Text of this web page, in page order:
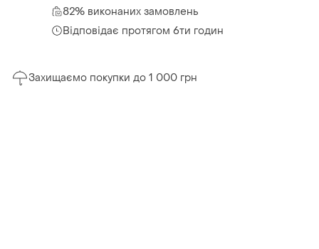
82% виконаних замовлень
Відповідає протягом 6ти годин
Захищаємо покупки до 1 000 грн